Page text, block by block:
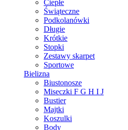
Ciepłe
Świąteczne
Podkolanówki
Długie
Krótkie
Stopki
Zestawy skarpet
Sportowe
Bielizna
Biustonosze
Miseczki F G H I J
Bustier
Majtki
Koszulki
Body